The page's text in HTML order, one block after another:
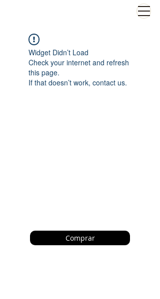
Widget Didn’t Load
Check your internet and refresh
this page.
If that doesn’t work, contact us.
Comprar